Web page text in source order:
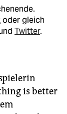
oder gleich
Twitter.
is better